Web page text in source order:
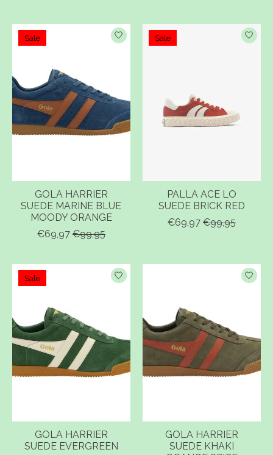
Sale
GOLA HARRIER
SUEDE MARINE BLUE
MOODY ORANGE
€69,97 €99,95
Sale
PALLA ACE LO
SUEDE BRICK RED
€69,97 €99,95
Sale
GOLA HARRIER
SUEDE EVERGREEN
GOLA HARRIER
SUEDE KHAKI